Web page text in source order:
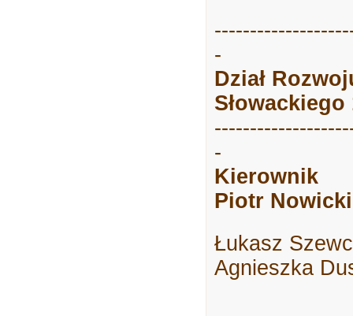
-
Dział
Słowackiego
-
Kierownik
Piotr Nowicki
Łukasz
Agnieszka